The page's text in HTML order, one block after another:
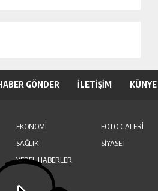
GÖNDER İLETİŞİM KÜNYE
EKONOMİ FOTO GALERİ
SAĞLIK SİYASET
YEREL HABERLER